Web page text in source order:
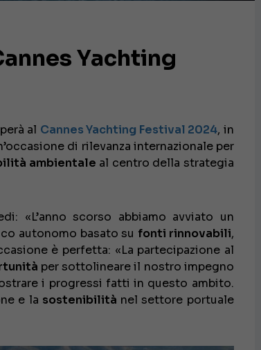
Yachting
al Cannes Yachting Festival 2024, in
di rilevanza internazionale per
ambientale al centro della strategia
«L’anno scorso abbiamo avviato un
autonomo basato su fonti rinnovabili,
è perfetta: «La partecipazione al
per sottolineare il nostro impegno
i progressi fatti in questo ambito.
e la sostenibilità nel settore portuale